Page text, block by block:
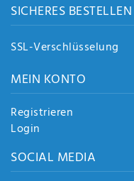
SICHERES BESTELLEN
SSL-Verschlüsselung
MEIN KONTO
Registrieren
Login
SOCIAL MEDIA